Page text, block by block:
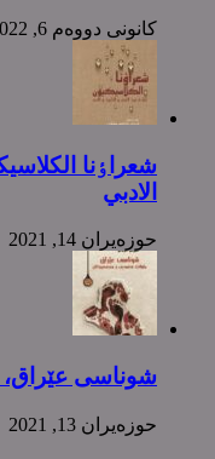
كانونی دووه‌م 6, 2022
شعراٶنا
الادبي
حوزه‌یران 14, 2021
شوناسی عێراق،
حوزه‌یران 13, 2021